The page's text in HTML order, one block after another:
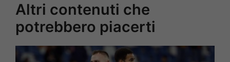
Altri contenuti che
potrebbero piacerti